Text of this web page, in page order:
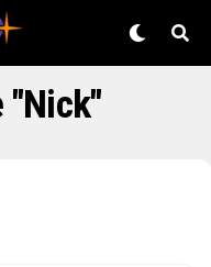
"Nick"